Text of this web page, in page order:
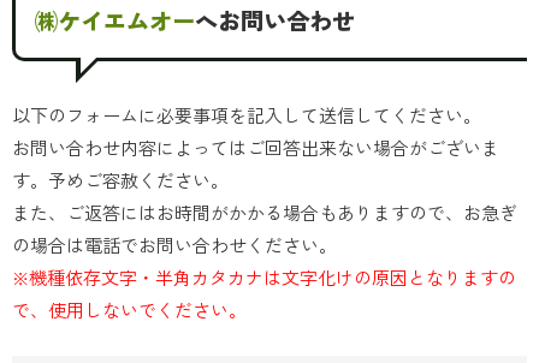
㈱ケイエムオーへお問い合わせ
以下のフォームに必要事項を記入して送信してください。
お問い合わせ内容によってはご回答出来ない場合がございま
す。予めご容赦ください。
また、ご返答にはお時間がかかる場合もありますので、お急ぎ
の場合は電話でお問い合わせください。
※機種依存文字・半角カタカナは文字化けの原因となりますの
で、使用しないでください。